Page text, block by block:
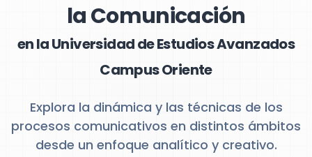
la Comunicación
en la Universidad de Estudios Avanzados
Campus Oriente
Explora la dinámica y las técnicas de los
procesos comunicativos en distintos ámbitos
desde un enfoque analítico y creativo.